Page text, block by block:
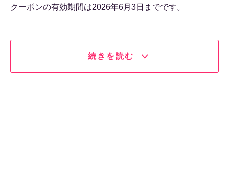
クーポンの有効期間は2026年6月3日までです。
続きを読む